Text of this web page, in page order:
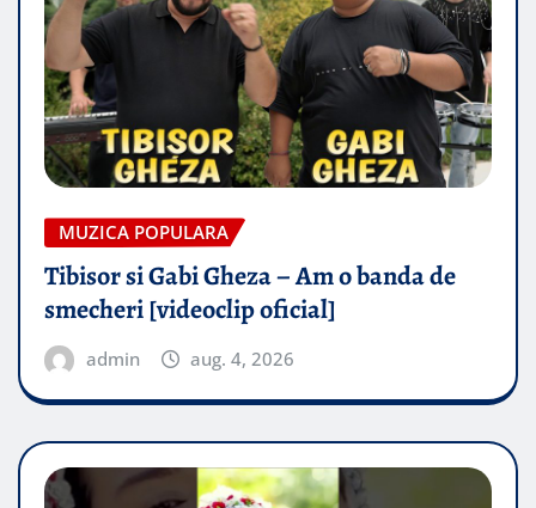
MUZICA POPULARA
Tibisor si Gabi Gheza – Am o banda de
smecheri [videoclip oficial]
admin aug. 4, 2026